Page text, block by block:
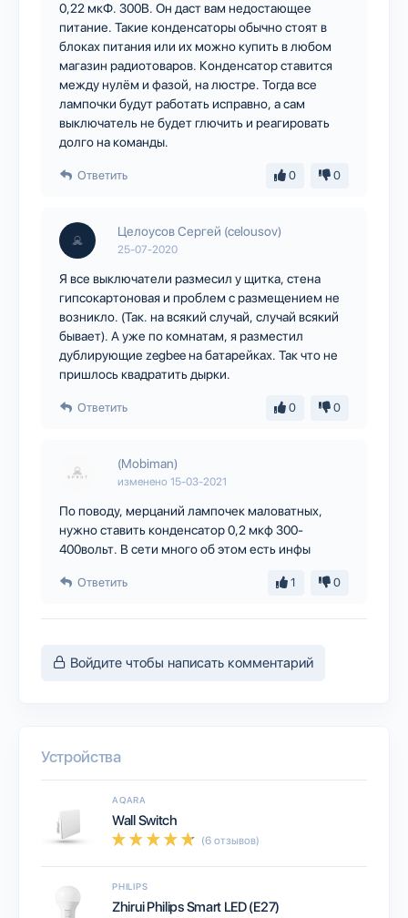
0,22 мкФ. 300В. Он даст вам недостающее
питание. Такие конденсаторы обычно стоят в
блоках питания или их можно купить в любом
магазин радиотоваров. Конденсатор ставится
между нулём и фазой, на люстре. Тогда все
лампочки будут работать исправно, а сам
выключатель не будет глючить и реагировать
долго на команды.
Ответить 0 0
Целоусов Сергей (celousov)
25-07-2020
Я все выключатели размесил у щитка, стена
гипсокартоновая и проблем с размещением не
возникло. (Так. на всякий случай, случай всякий
бывает). А уже по комнатам, я разместил
дублирующие zegbee на батарейках. Так что не
пришлось квадратить дырки.
Ответить 0 0
(Mobiman)
изменено 15-03-2021
По поводу, мерцаний лампочек маловатных,
нужно ставить конденсатор 0,2 мкф 300-
400вольт. В сети много об этом есть инфы
Ответить 1 0
Войдите чтобы написать комментарий
Устройства
AQARA
Wall Switch
(6 отзывов)
PHILIPS
Zhirui Philips Smart LED (E27)